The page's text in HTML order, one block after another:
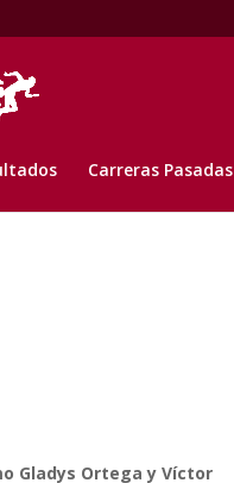
Carreras Pasadas
Gladys Ortega y Víctor